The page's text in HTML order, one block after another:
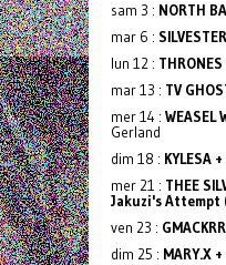
sam 3 : NORTH
mar 6 :
lun 12 : THRONES
mar 13 : TV
mer 14 : WEASEL
Gerland
dim 18 : KYLESA
mer 21 : THEE
Jakuzi's Attempt
ven 23 :
dim 25 : MARY.X